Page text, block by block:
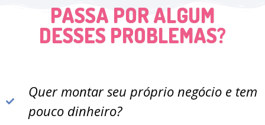
PASSA POR ALGUM
DESSES PROBLEMAS?
Quer montar seu próprio negócio e tem
pouco dinheiro?